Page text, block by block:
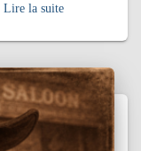
Lire la suite